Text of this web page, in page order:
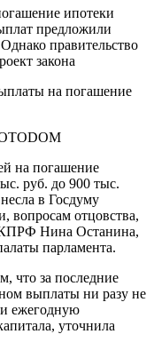
ипотеки
предложили
правительство
закона
на погашение
руб. до 900 тыс.
в Госдуму
вопросам отцовства,
КПРФ Нина Останина,
парламента.
что за последние
выплаты ни разу не
ежегодную
уточнила